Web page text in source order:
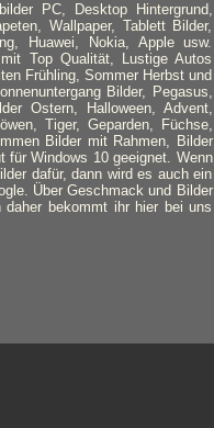
PC, Desktop Hintergrund,
Wallpaper, Tablett Bilder,
Huawei, Nokia, Apple usw.
Top Qualität, Lustige Autos
Frühling, Sommer Herbst und
Bilder, Pegasus,
Ostern, Halloween, Advent,
Tiger, Geparden, Füchse,
Bilder mit Rahmen, Bilder
für Windows 10 geeignet. Wenn
dafür, dann wird es auch ein
Über Geschmack und Bilder
bekommt ihr hier bei uns